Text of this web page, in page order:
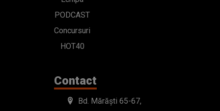
PODCAST
Concursuri
HOT40
Contact
Bd. Mărăști 65-67,